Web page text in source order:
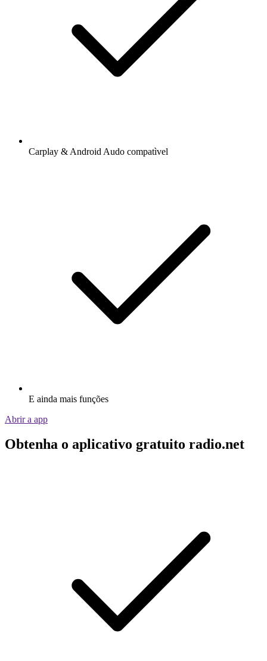
Carplay & Android Audo compatìvel
E ainda mais funções
Abrir a app
Obtenha o aplicativo gratuito radio.net